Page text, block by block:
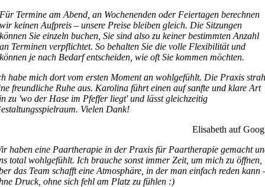
Für Termine am Abend, an Wochenenden oder Feiertagen berechnen
wir keinen Aufpreis – unsere Preise bleiben gleich. Die Sitzungen
können Sie einzeln buchen, Sie sind also zu keiner bestimmten Anzahl
an Terminen verpflichtet. So behalten Sie die volle Flexibilität und
können je nach Bedarf entscheiden, wie oft Sie kommen möchten.
habe mich dort vom ersten Moment an wohlgefühlt. Die Praxis
freundliche Ruhe aus. Karolina führt einen auf sanfte und klare Art
zu 'wo der Hase im Pfeffer liegt' und lässt gleichzeitig
Vielen Dank!
Elisabeth auf
haben eine Paartherapie in der Praxis für Paartherapie gemacht
total wohlgefühlt. Ich brauche sonst immer Zeit, um mich zu öffnen,
das Team schafft eine Atmosphäre, in der man einfach reden kann
Druck, ohne sich fehl am Platz zu fühlen :)